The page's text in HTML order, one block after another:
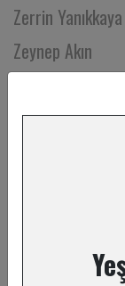
Zerrin Yanıkkaya
Zeynep Akın
Zeynep Balkan
Zeynep